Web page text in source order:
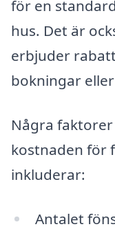
för en
hus. Det är
erbjuder
bokningar
Några
kostnaden för
inkluderar:
Antalet